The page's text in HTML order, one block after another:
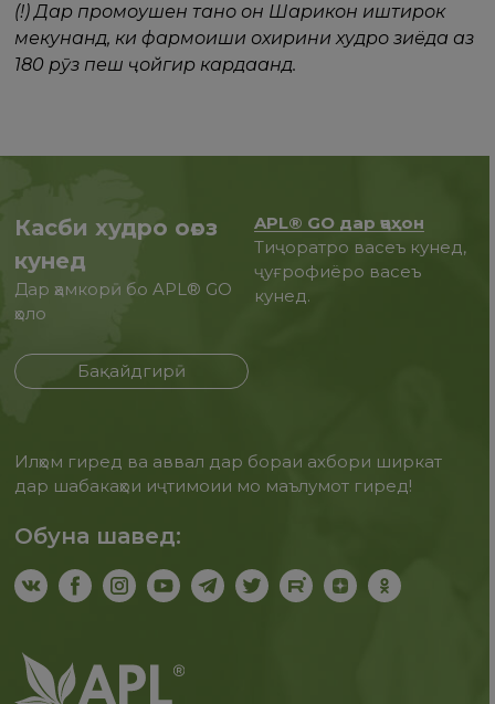
(!) Дар промоушен танҳо он Шарикон иштирок
мекунанд, ки фармоиши охирини худро зиёда аз
180 рӯз пеш ҷойгир кардаанд.
Касби худро оғоз
кунед
Дар ҳамкорӣ бо APL® GO
ҳоло
Бақайдгирӣ
APL® GO дар ҷаҳон
Тиҷоратро васеъ кунед,
ҷуғрофиёро васеъ
кунед.
Илҳом гиред ва аввал дар бораи ахбори ширкат
дар шабакаҳои иҷтимоии мо маълумот гиред!
Обуна шавед: